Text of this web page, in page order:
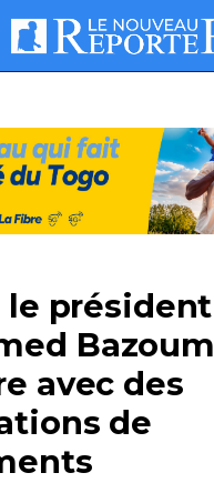
le président
Bazoum
avec des
de